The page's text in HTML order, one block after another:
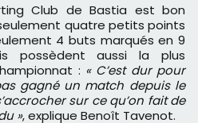
Club de Bastia est bon
quatre petits points
4 buts marqués en 9
possèdent aussi la plus
: « C’est dur pour
gagné un match depuis le
sur ce qu’on fait de
», explique Benoît Tavenot.